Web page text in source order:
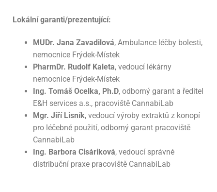
Lokální garanti/prezentující:
MUDr. Jana Zavadilová, Ambulance léčby bolesti,
nemocnice Frýdek-Místek
PharmDr. Rudolf Kaleta, vedoucí lékárny
nemocnice Frýdek-Místek
Ing. Tomáš Ocelka, Ph.D, odborný garant a ředitel
E&H services a.s., pracoviště CannabiLab
Mgr. Jiří Lisník, vedoucí výroby extraktů z konopí
pro léčebné použití, odborný garant pracoviště
CannabiLab
Ing. Barbora Cisáriková, vedoucí správné
distribuční praxe pracoviště CannabiLab